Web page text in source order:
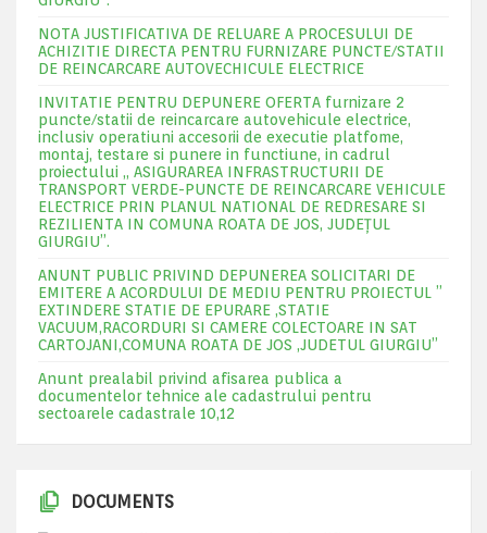
NOTA JUSTIFICATIVA DE RELUARE A PROCESULUI DE
ACHIZITIE DIRECTA PENTRU FURNIZARE PUNCTE/STATII
DE REINCARCARE AUTOVECHICULE ELECTRICE
INVITATIE PENTRU DEPUNERE OFERTA furnizare 2
puncte/statii de reincarcare autovehicule electrice,
inclusiv operatiuni accesorii de executie platfome,
montaj, testare si punere in functiune, in cadrul
proiectului „ ASIGURAREA INFRASTRUCTURII DE
TRANSPORT VERDE-PUNCTE DE REINCARCARE VEHICULE
ELECTRICE PRIN PLANUL NATIONAL DE REDRESARE SI
REZILIENTA IN COMUNA ROATA DE JOS, JUDEŢUL
GIURGIU”.
ANUNT PUBLIC PRIVIND DEPUNEREA SOLICITARI DE
EMITERE A ACORDULUI DE MEDIU PENTRU PROIECTUL ”
EXTINDERE STATIE DE EPURARE ,STATIE
VACUUM,RACORDURI SI CAMERE COLECTOARE IN SAT
CARTOJANI,COMUNA ROATA DE JOS ,JUDETUL GIURGIU”
Anunt prealabil privind afisarea publica a
documentelor tehnice ale cadastrului pentru
sectoarele cadastrale 10,12
DOCUMENTS